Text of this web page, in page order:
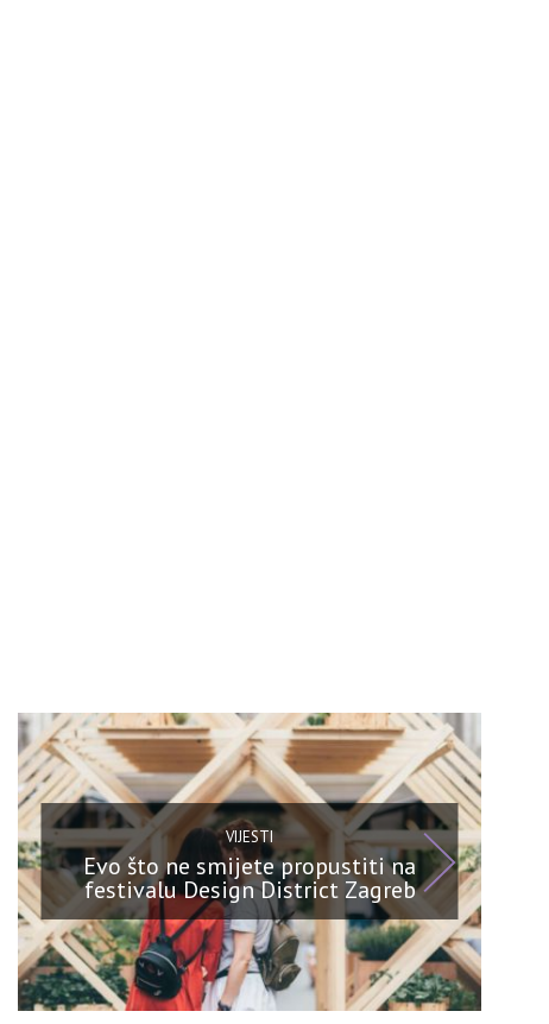
VIJESTI
Evo što ne smijete propustiti na
festivalu Design District Zagreb